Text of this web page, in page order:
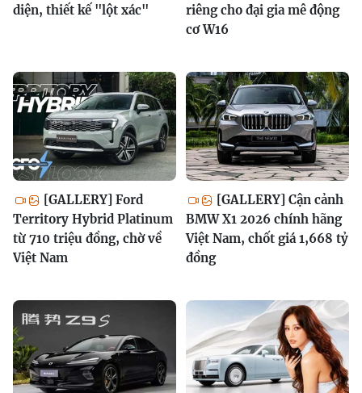
diện, thiết kế "lột xác"
riêng cho đại gia mê động
cơ W16
[GALLERY] Ford
Territory Hybrid Platinum
từ 710 triệu đồng, chờ về
Việt Nam
[GALLERY] Cận cảnh
BMW X1 2026 chính hãng
Việt Nam, chốt giá 1,668 tỷ
đồng